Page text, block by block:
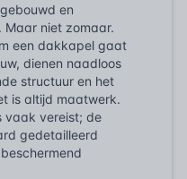
en
niet zomaar.
een dakkapel gaat
dienen naadloos
structuur en het
is altijd maatwerk.
vaak vereist; de
gedetailleerd